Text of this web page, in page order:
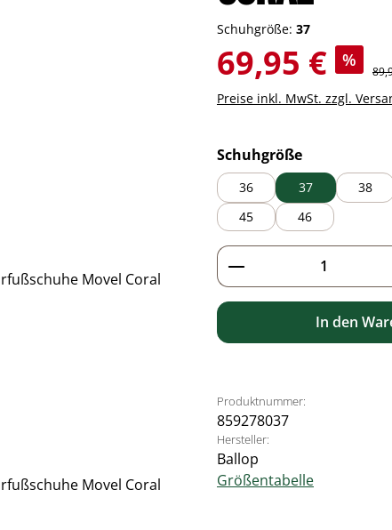
Schuhgröße: 37
Verkaufspreis:
69,95 € %
Preise inkl. MwSt. zzgl.
Schuhgrößeauswählen
36 37 38
45
46
Produkt Anzahl:
In den
Produktnummer:
859278037
Hersteller:
Ballop
Größentabelle